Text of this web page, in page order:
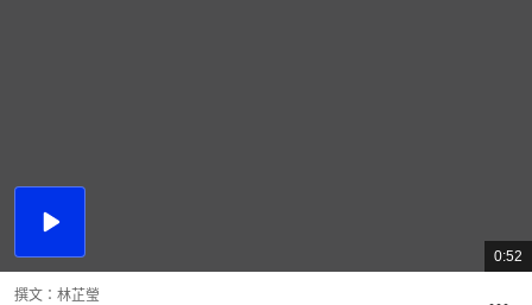
播
總
共
0:52
撰文： 林芷瑩